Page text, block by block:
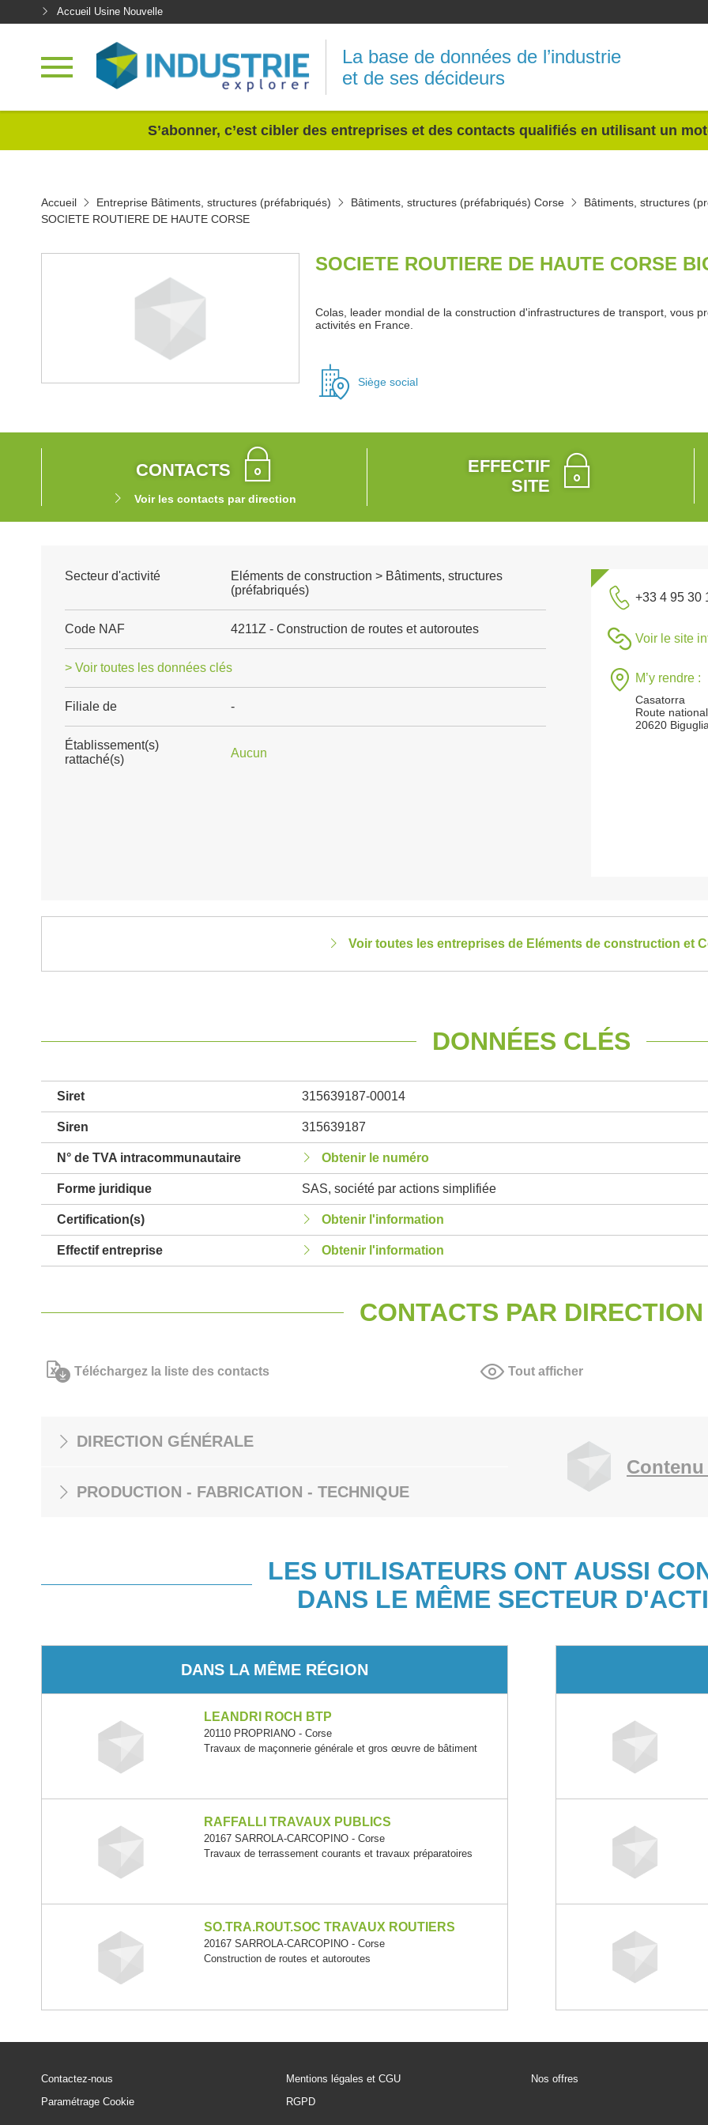
Accueil Usine Nouvelle
La base de données de l’industrie
et de ses décideurs
S’abonner, c’est cibler des entreprises et des contacts qualifiés en utilisant un
Accueil Entreprise Bâtiments, structures (préfabriqués) Bâtiments, structures (préfabriqués) Corse
Bâtiments, structures
SOCIETE ROUTIERE DE HAUTE CORSE
SOCIETE ROUTIERE DE HAUTE CORSE
Colas, leader mondial de la construction d'infrastructures de transport, vous
activités en France.
Siège social
CONTACTS
Voir les contacts par direction
EFFECTIF
SITE
Secteur d'activité
Eléments de construction > Bâtiments, structures
(préfabriqués)
Code NAF 4211Z - Construction de routes et autoroutes
> Voir toutes les données clés
Filiale de -
Établissement(s)
rattaché(s)
Aucun
+33 4 95 30
Voir le site
M’y rendre :
Casatorra
Route
20620 Biguglia
Voir toutes les entreprises de Eléments de construction et
DONNÉES CLÉS
Siret 315639187-00014
Siren 315639187
N° de TVA intracommunautaire Obtenir le numéro
Forme juridique SAS, société par actions simplifiée
Certification(s) Obtenir l'information
Effectif entreprise Obtenir l'information
CONTACTS PAR DIRECTION
Téléchargez la liste des contacts Tout afficher
DIRECTION GÉNÉRALE
PRODUCTION - FABRICATION - TECHNIQUE
LES UTILISATEURS ONT AUSSI
DANS LE MÊME SECTEUR
DANS LA MÊME RÉGION
LEANDRI ROCH BTP
20110 PROPRIANO - Corse
Travaux de maçonnerie générale et gros œuvre de bâtiment
RAFFALLI TRAVAUX PUBLICS
20167 SARROLA-CARCOPINO - Corse
Travaux de terrassement courants et travaux préparatoires
SO.TRA.ROUT.SOC TRAVAUX ROUTIERS
20167 SARROLA-CARCOPINO - Corse
Construction de routes et autoroutes
Contactez-nous
Paramétrage Cookie
Mentions légales et CGU
RGPD
Nos offres